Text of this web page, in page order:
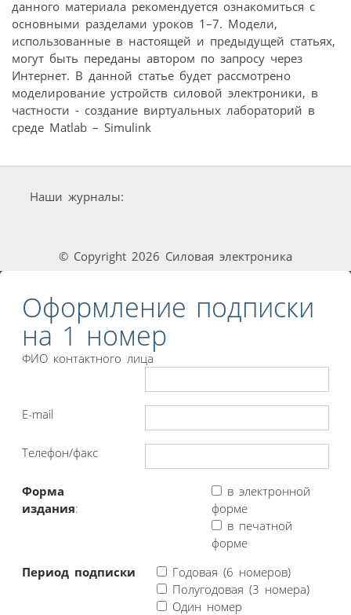
данного материала рекомендуется ознакомиться с
основными разделами уроков 1–7. Модели,
использованные в настоящей и предыдущей статьях,
могут быть переданы автором по запросу через
Интернет. В данной статье будет рассмотрено
моделирование устройств силовой электроники, в
частности - создание виртуальных лабораторий в
среде Matlab – Simulink
Наши журналы:
© Copyright 2026 Силовая электроника
Оформление подписки
на 1 номер
ФИО контактного лица
E-mail
Телефон/факс
Форма
издания:
в электронной
форме
в печатной
форме
Период подписки
Годовая (6 номеров)
Полугодовая (3 номера)
Один номер